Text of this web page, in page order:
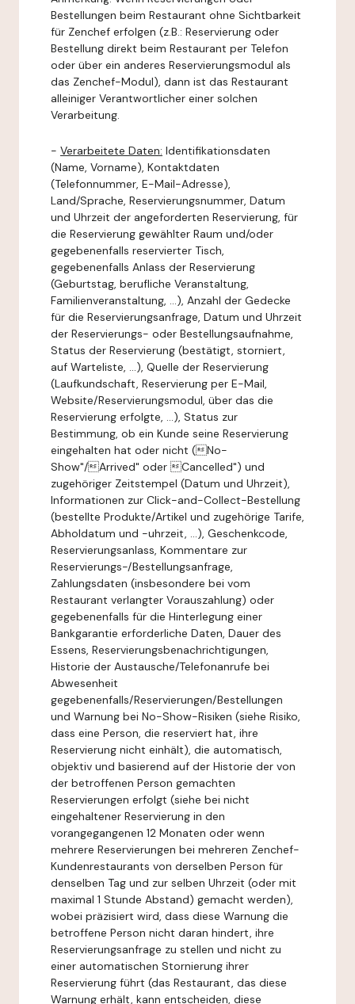
Bestellungen beim Restaurant ohne Sichtbarkeit
für Zenchef erfolgen (z.B.: Reservierung oder
Bestellung direkt beim Restaurant per Telefon
oder über ein anderes Reservierungsmodul als
das Zenchef-Modul), dann ist das Restaurant
alleiniger Verantwortlicher einer solchen
Verarbeitung.
- Verarbeitete Daten: Identifikationsdaten
(Name, Vorname), Kontaktdaten
(Telefonnummer, E-Mail-Adresse),
Land/Sprache, Reservierungsnummer, Datum
und Uhrzeit der angeforderten Reservierung, für
die Reservierung gewählter Raum und/oder
gegebenenfalls reservierter Tisch,
gegebenenfalls Anlass der Reservierung
(Geburtstag, berufliche Veranstaltung,
Familienveranstaltung, ...), Anzahl der Gedecke
für die Reservierungsanfrage, Datum und Uhrzeit
der Reservierungs- oder Bestellungsaufnahme,
Status der Reservierung (bestätigt, storniert,
auf Warteliste, ...), Quelle der Reservierung
(Laufkundschaft, Reservierung per E-Mail,
Website/Reservierungsmodul, über das die
Reservierung erfolgte, ...), Status zur
Bestimmung, ob ein Kunde seine Reservierung
eingehalten hat oder nicht (No-
Show"/Arrived" oder Cancelled") und
zugehöriger Zeitstempel (Datum und Uhrzeit),
Informationen zur Click-and-Collect-Bestellung
(bestellte Produkte/Artikel und zugehörige Tarife,
Abholdatum und -uhrzeit, ...), Geschenkcode,
Reservierungsanlass, Kommentare zur
Reservierungs-/Bestellungsanfrage,
Zahlungsdaten (insbesondere bei vom
Restaurant verlangter Vorauszahlung) oder
gegebenenfalls für die Hinterlegung einer
Bankgarantie erforderliche Daten, Dauer des
Essens, Reservierungsbenachrichtigungen,
Historie der Austausche/Telefonanrufe bei
Abwesenheit
gegebenenfalls/Reservierungen/Bestellungen
und Warnung bei No-Show-Risiken (siehe Risiko,
dass eine Person, die reserviert hat, ihre
Reservierung nicht einhält), die automatisch,
objektiv und basierend auf der Historie der von
der betroffenen Person gemachten
Reservierungen erfolgt (siehe bei nicht
eingehaltener Reservierung in den
vorangegangenen 12 Monaten oder wenn
mehrere Reservierungen bei mehreren Zenchef-
Kundenrestaurants von derselben Person für
denselben Tag und zur selben Uhrzeit (oder mit
maximal 1 Stunde Abstand) gemacht werden),
wobei präzisiert wird, dass diese Warnung die
betroffene Person nicht daran hindert, ihre
Reservierungsanfrage zu stellen und nicht zu
einer automatischen Stornierung ihrer
Reservierung führt (das Restaurant, das diese
Warnung erhält, kann entscheiden, diese